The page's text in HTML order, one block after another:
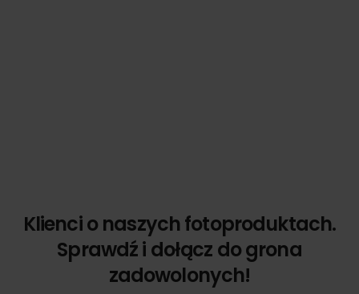
Klienci o naszych fotoproduktach.
Sprawdź i dołącz do grona
zadowolonych!